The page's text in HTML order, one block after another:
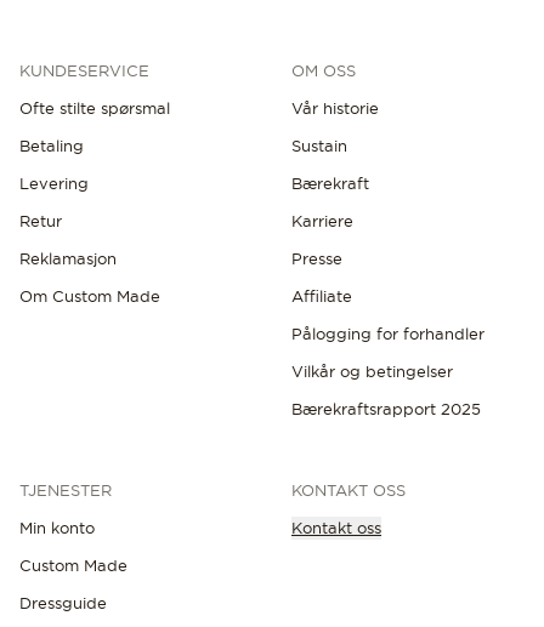
KUNDESERVICE
Ofte stilte spørsmal
Betaling
Levering
Retur
Reklamasjon
Om Custom Made
OM OSS
Vår historie
Sustain
Bærekraft
Karriere
Presse
Affiliate
Pålogging for forhandler
Vilkår og betingelser
Bærekraftsrapport 2025
TJENESTER
Min konto
Custom Made
Dressguide
KONTAKT OSS
Kontakt oss